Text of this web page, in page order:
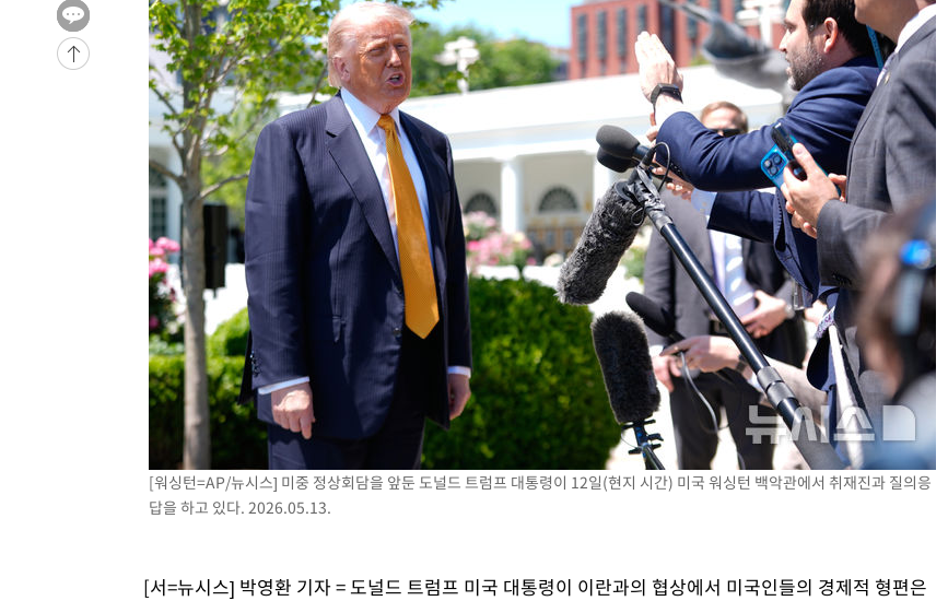
19분 전 >
[속보]뉴욕증시 상승 마감…S&P 0.6% 나스닥 1.3%↑
[워싱턴=AP/뉴시스] 미중 정상회담을 앞둔 도널드 트럼프 대통령이 12일(현지 시간) 미국 워싱턴 백악관에서 취재진과 질의응
답을 하고 있다. 2026.05.13.
[서=뉴시스] 박영환 기자 = 도널드 트럼프 미국 대통령이 이란과의 협상에서 미국인들의 경제적 형편은